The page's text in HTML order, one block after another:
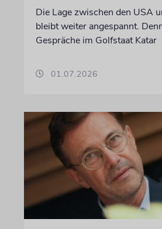
Die Lage zwischen den USA
bleibt weiter angespannt.
Gespräche im Golfstaat Katar
01.07.2026